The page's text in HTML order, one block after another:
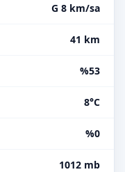
G 8 km/sa
41 km
%53
8°C
%0
1012 mb